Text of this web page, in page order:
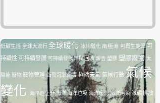
低碳生活 全球大流行 全球暖化 冰川融化 南極洲 可再生能源可
持續性 可持續發展 可持續發展目標回收報告 塑膠 塑膠廢物太
陽能廢物廢物管理新型冠狀病毒極端天氣 氣候行動氣候
變化
海平面上升海洋海洋垃圾 海洋暖化海洋污染減碳排放